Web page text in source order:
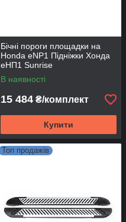
Бічні пороги площадки на
Honda eNP1 Підніжки Хонда
еНП1 Sunrise
В наявності
15 484 ₴/комплект
Купити
Топ продажів